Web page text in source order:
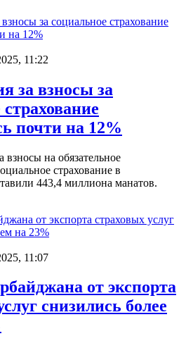
11:22
за взносы за
почти на 12%
взносы на обязательное
страхование в
443,4 миллиона манатов.
11:07
от экспорта
снизились более